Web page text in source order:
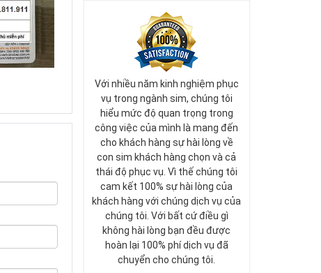
Với nhiều năm kinh nghiệm phục
vụ trong ngành sim, chúng tôi
hiểu mức độ quan trọng trong
công việc của mình là mang đến
cho khách hàng sự hài lòng về
con sim khách hàng chọn và cả
thái độ phục vụ. Vì thế chúng tôi
cam kết 100% sự hài lòng của
khách hàng với chúng dịch vụ của
chúng tôi. Với bất cứ điều gì
không hài lòng bạn đều được
hoàn lại 100% phí dịch vụ đã
chuyển cho chúng tôi.